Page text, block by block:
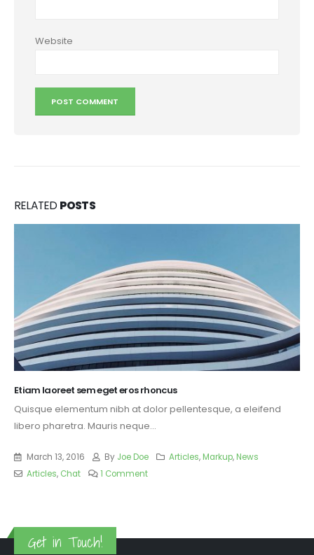
Website
RELATED POSTS
Etiam laoreet sem eget eros rhoncus
Quisque elementum nibh at dolor pellentesque, a eleifend
libero pharetra. Mauris neque...
March 13, 2016 By Joe Doe Articles, Markup, News
Articles, Chat 1 Comment
Get in Touch!